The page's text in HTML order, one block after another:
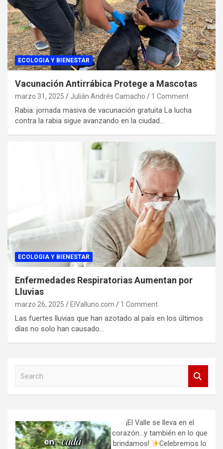
ECOLOGIA Y BIENESTAR
Vacunación Antirrábica Protege a Mascotas
marzo 31, 2025 Julián Andrés Camacho 1 Comment
Rabia: jornada masiva de vacunación gratuita La lucha
contra la rabia sigue avanzando en la ciudad…
ECOLOGIA Y BIENESTAR
Enfermedades Respiratorias Aumentan por
Lluvias
marzo 26, 2025 ElValluno.com 1 Comment
Las fuertes lluvias que han azotado al país en los últimos
días no solo han causado…
h
¡El Valle se lleva en el
corazón…y también en lo que
brindamos!
Celebremos lo